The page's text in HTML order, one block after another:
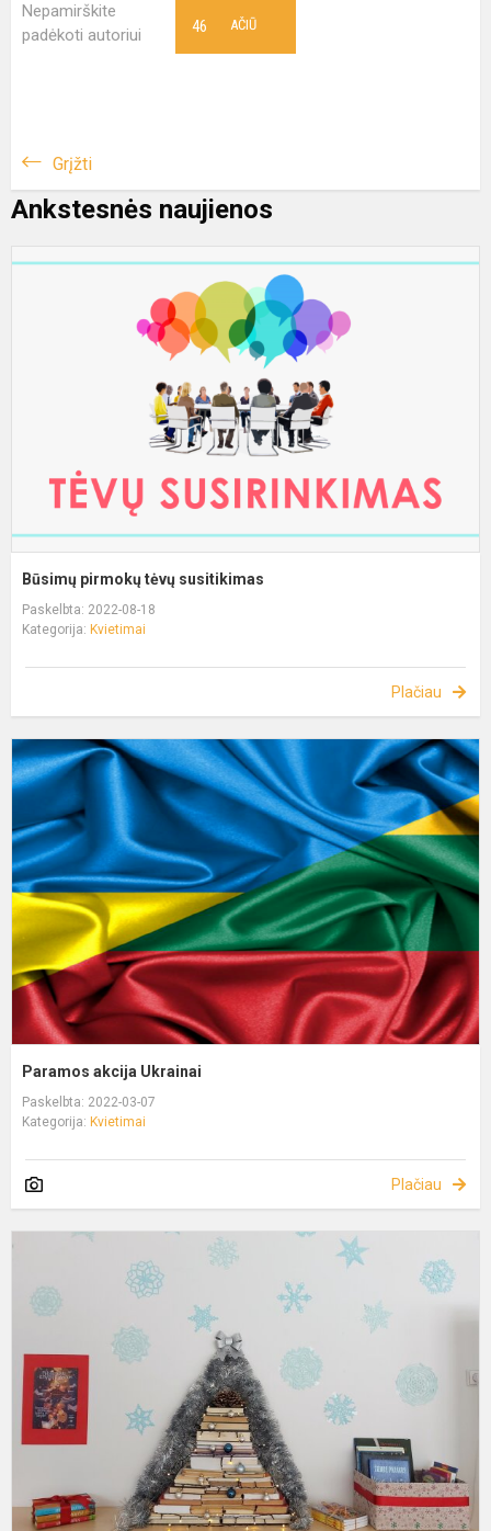
Nepamirškite
padėkoti autoriui
AČIŪ
46
Grįžti
Ankstesnės naujienos
Būsimų pirmokų tėvų susitikimas
Paskelbta: 2022-08-18
Kategorija: Kvietimai
Plačiau
Paramos akcija Ukrainai
Paskelbta: 2022-03-07
Kategorija: Kvietimai
Plačiau